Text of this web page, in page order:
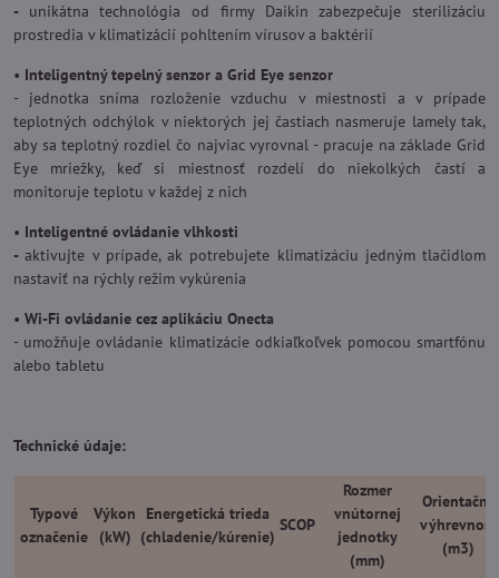
- unikátna technológia od firmy Daikin zabezpečuje sterilizáciu
prostredia v klimatizácií pohltením vírusov a baktérií
• Inteligentný tepelný senzor a Grid Eye senzor
- jednotka sníma rozloženie vzduchu v miestnosti a v prípade
teplotných odchýlok v niektorých jej častiach nasmeruje lamely tak,
aby sa teplotný rozdiel čo najviac vyrovnal - pracuje na základe Grid
Eye mriežky, keď si miestnosť rozdelí do niekolkých častí a
monitoruje teplotu v každej z nich
• Inteligentné ovládanie vlhkosti
-aktivujte v prípade, ak potrebujete klimatizáciu jedným tlačidlom
nastaviť na rýchly režim vykúrenia
• Wi-Fi ovládanie cez aplikáciu Onecta
- umožňuje ovládanie klimatizácie odkiaľkoľvek pomocou smartfónu
alebo tabletu
Technické údaje:
Typové
označenie
Výkon
(kW)
Energetická trieda
(chladenie/kúrenie)
SCOP
Rozmer
vnútornej
jednotky
(mm)
Orientačná
výhrevnosť
(m3)